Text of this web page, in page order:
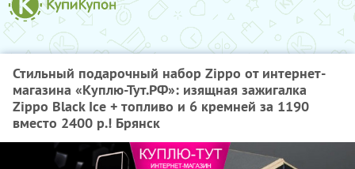
Стильный подарочный набор Zippo от интернет-
магазина «Куплю-Тут.РФ»: изящная зажигалка
Zippo Black Ice + топливо и 6 кремней за 1190
вместо 2400 р.! Брянск